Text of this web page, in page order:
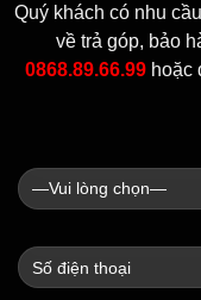
Quý khách có nhu
về trả góp, bảo
0868.89.66.99 hoặc